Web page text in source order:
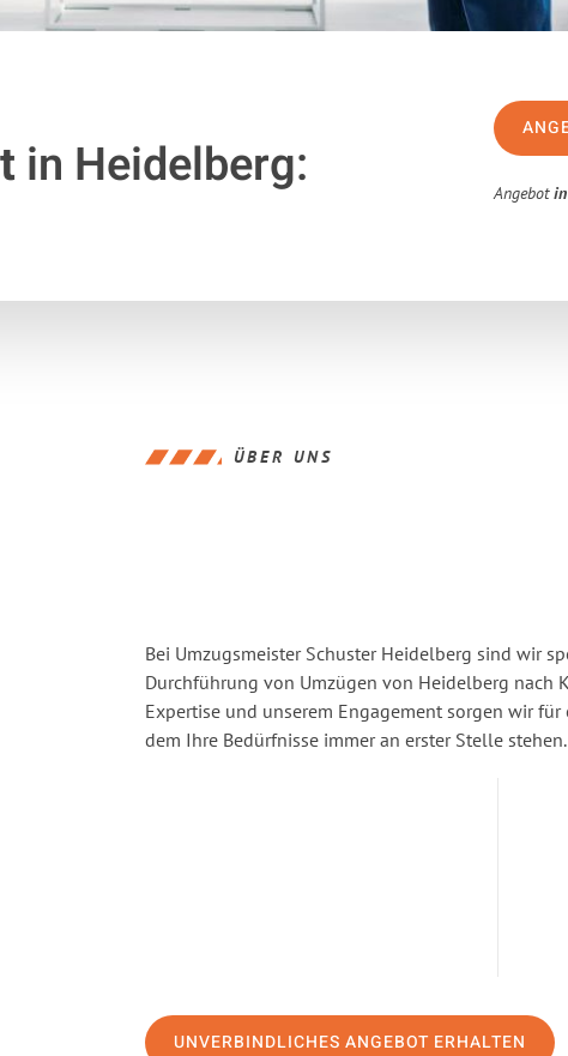
in Heidelberg: Angebot
ÜBER UNS
Bei Umzugsmeister Schuster Heidelberg sind wir
Durchführung von Umzügen von Heidelberg nach
Expertise und unserem Engagement sorgen wir für
dem Ihre Bedürfnisse immer an erster Stelle stehen.
UNVERBINDLICHES ANGEBOT ERHALTEN